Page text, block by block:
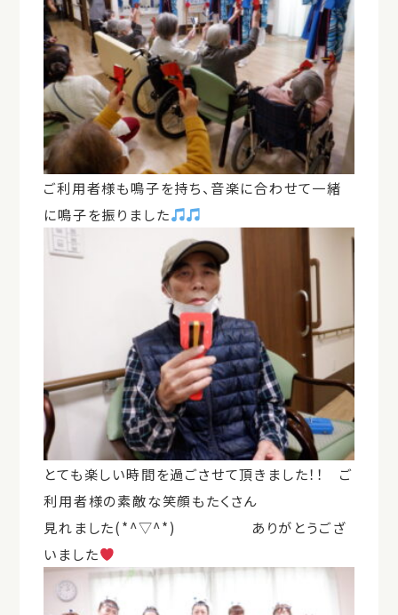
ご利用者様も鳴子を持ち、音楽に合わせて一緒
に鳴子を振りました
とても楽しい時間を過ごさせて頂きました！！ ご
利用者様の素敵な笑顔もたくさん
見れました(*^▽^*) ありがとうござ
いました